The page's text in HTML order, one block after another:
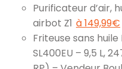
Purificateur d’air,
airbot Z1 à 149,99€
Friteuse sans huile
SL400EU – 9,5 L,